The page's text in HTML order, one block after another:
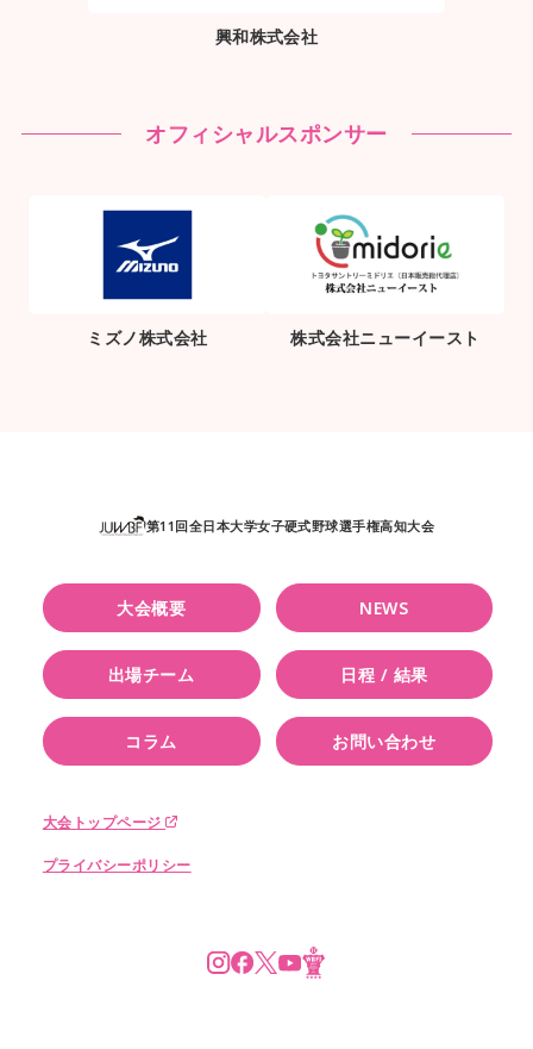
興和株式会社
オフィシャルスポンサー
ミズノ株式会社 株式会社ニューイースト
第11回全日本大学女子硬式野球選手権高知大会
大会概要 NEWS
出場チーム 日程 / 結果
コラム お問い合わせ
大会トップページ
プライバシーポリシー